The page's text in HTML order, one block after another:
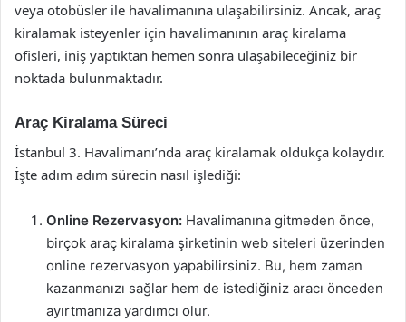
veya otobüsler ile havalimanına ulaşabilirsiniz. Ancak, araç
kiralamak isteyenler için havalimanının araç kiralama
ofisleri, iniş yaptıktan hemen sonra ulaşabileceğiniz bir
noktada bulunmaktadır.
Araç Kiralama Süreci
İstanbul 3. Havalimanı’nda araç kiralamak oldukça kolaydır.
İşte adım adım sürecin nasıl işlediği:
Online Rezervasyon: Havalimanına gitmeden önce,
birçok araç kiralama şirketinin web siteleri üzerinden
online rezervasyon yapabilirsiniz. Bu, hem zaman
kazanmanızı sağlar hem de istediğiniz aracı önceden
ayırtmanıza yardımcı olur.